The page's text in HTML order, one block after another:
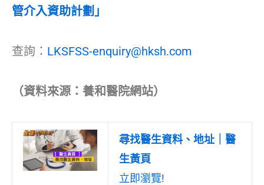
管介入資助計劃」
查詢： LKSFSS-enquiry@hksh.com
（資料來源：養和醫院網站）
尋找醫生資料、地址｜醫
生黃頁
立即瀏覽!